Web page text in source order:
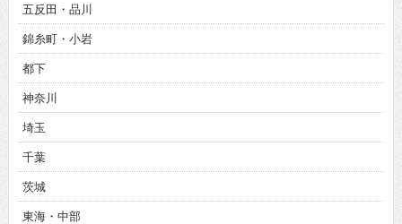
五反田・品川
錦糸町・小岩
都下
神奈川
埼玉
千葉
茨城
東海・中部